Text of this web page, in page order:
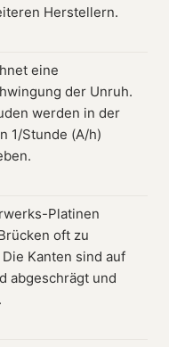
Herstellern.
eine
der Unruh.
werden in der
1/Stunde (A/h)
Platinen
oft zu
Kanten sind auf
abgeschrägt und